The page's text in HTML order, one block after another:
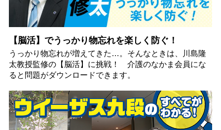
【脳活】でうっかり物忘れを楽しく防ぐ！
うっかり物忘れが増えてきた…。そんなときは、川島隆
太教授監修の【脳活】に挑戦！ 介護のなかま会員にな
ると問題がダウンロードできます。